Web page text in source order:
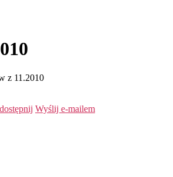
z 11.2010
Wyślij e-mailem